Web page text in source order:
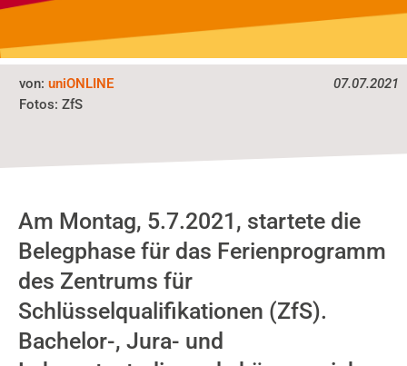
07.07.2021
von:uniONLINE
Fotos:ZfS
Am Montag, 5.7.2021, startete die
Belegphase für das Ferienprogramm
des Zentrums für
Schlüsselqualifikationen (ZfS).
Bachelor-, Jura- und